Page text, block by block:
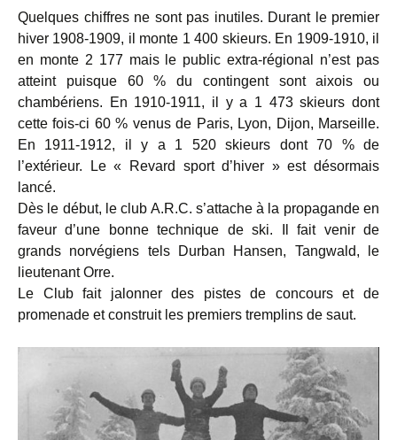
Quelques chiffres ne sont pas inutiles. Durant le premier
hiver 1908-1909, il monte 1 400 skieurs. En 1909-1910, il
en monte 2 177 mais le public extra-régional n’est pas
atteint puisque 60 % du contingent sont aixois ou
chambériens. En 1910-1911, il y a 1 473 skieurs dont
cette fois-ci 60 % venus de Paris, Lyon, Dijon, Marseille.
En 1911-1912, il y a 1 520 skieurs dont 70 % de
l’extérieur. Le « Revard sport d’hiver » est désormais
lancé.
Dès le début, le club A.R.C. s’attache à la propagande en
faveur d’une bonne technique de ski. Il fait venir de
grands norvégiens tels Durban Hansen, Tangwald, le
lieutenant Orre.
Le Club fait jalonner des pistes de concours et de
promenade et construit les premiers tremplins de saut.